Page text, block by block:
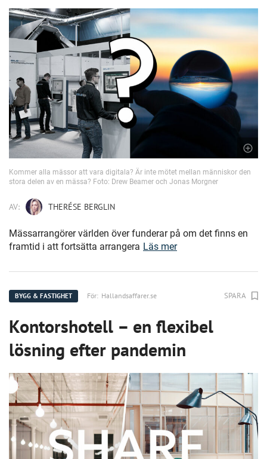
Kommer alla mässor att vara digitala? Är inte mötet mellan människor den
stora delen av en mässa? Foto: Drew Beamer och Jonas Morgner
AV: THERÉSE BERGLIN
Mässarrangörer världen över funderar på om det finns en
framtid i att fortsätta arrangera Läs mer
BYGG & FASTIGHET För: Hallandsaffarer.se SPARA
Kontorshotell – en flexibel
lösning efter pandemin